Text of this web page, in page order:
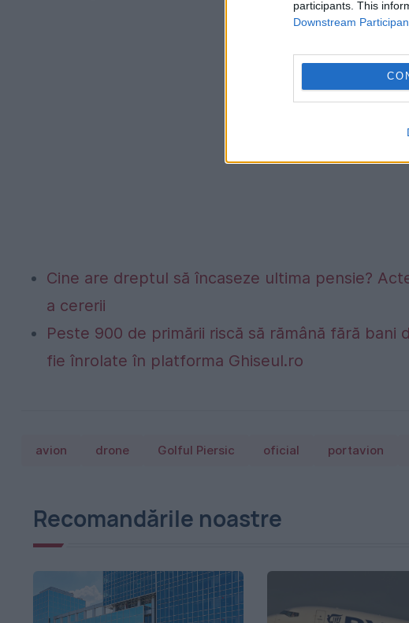
participants. This
Downstream
Cine are dreptul să încaseze ultima pensie?
a cererii
Peste 900 de primării riscă să rămână fără bani
fie înrolate în platforma Ghiseul.ro
avion drone Golful Piersic oficial portavion
Recomandările noastre